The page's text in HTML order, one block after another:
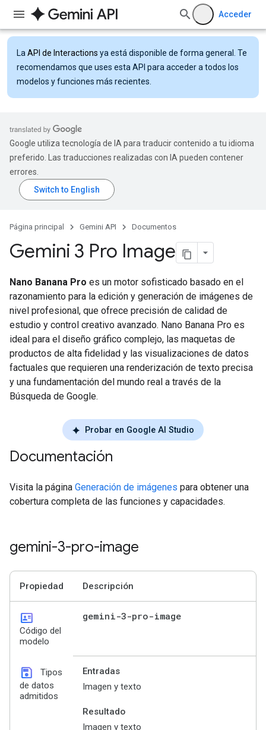
Acceder
La API de Interactions ya está disponible de forma general. Te
recomendamos que uses esta API para acceder a todos los
modelos y funciones más recientes.
Google utiliza tecnología de IA para traducir contenido a tu idioma
preferido. Las traducciones realizadas con IA pueden contener
errores.
Página principal Gemini API Documentos
Gemini 3 Pro Image
Nano Banana Pro es un motor sofisticado basado en el
razonamiento para la edición y generación de imágenes de
nivel profesional, que ofrece precisión de calidad de
estudio y control creativo avanzado. Nano Banana Pro es
ideal para el diseño gráfico complejo, las maquetas de
productos de alta fidelidad y las visualizaciones de datos
factuales que requieren una renderización de texto precisa
y una fundamentación del mundo real a través de la
Búsqueda de Google.
Probar en Google AI Studio
Documentación
Visita la página Generación de imágenes para obtener una
cobertura completa de las funciones y capacidades.
gemini-3-pro-image
Propiedad Descripción
id_card
Código del
modelo
gemini-3-pro-image
save
Tipos
de datos
admitidos
Entradas
Imagen y texto
Resultado
Imagen y texto